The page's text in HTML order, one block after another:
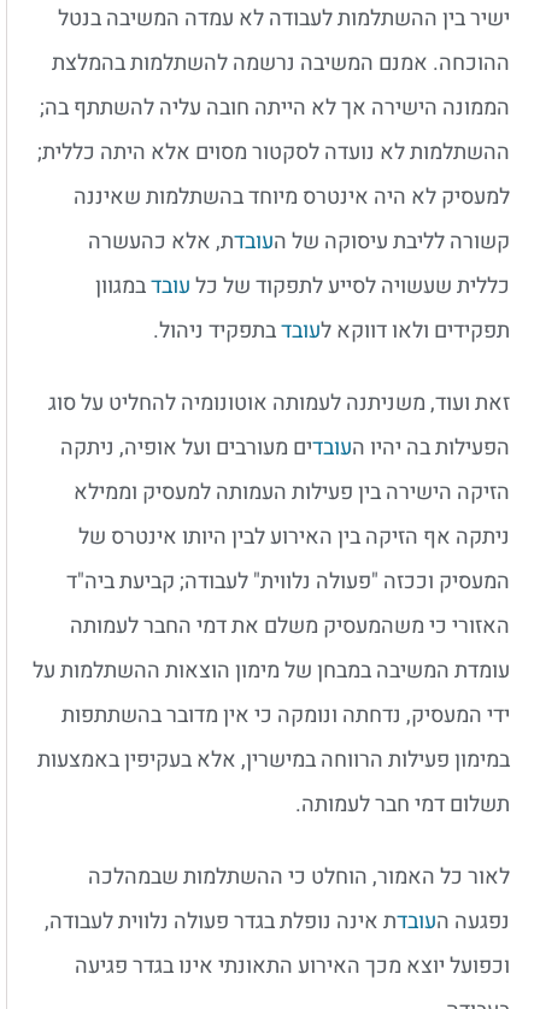
ישיר בין ההשתלמות לעבודה לא עמדה המשיבה בנטל
ההוכחה. אמנם המשיבה נרשמה להשתלמות בהמלצת
הממונה הישירה אך לא הייתה חובה עליה להשתתף בה;
ההשתלמות לא נועדה לסקטור מסוים אלא היתה כללית;
למעסיק לא היה אינטרס מיוחד בהשתלמות שאיננה
קשורה לליבת עיסוקה של העובדת, אלא כהעשרה
כללית שעשויה לסייע לתפקוד של כלעובדבמגוון
תפקידים ולאו דווקא לעובדבתפקיד ניהול.
זאת ועוד, משניתנה לעמותה אוטונומיה להחליט על סוג
הפעילות בה יהיו העובדים מעורבים ועל אופיה, ניתקה
הזיקה הישירה בין פעילות העמותה למעסיק וממילא
ניתקה אף הזיקה בין האירוע לבין היותו אינטרס של
המעסיק וככזה "פעולה נלווית" לעבודה; קביעת ביה"ד
האזורי כי משהמעסיק משלם את דמי החבר לעמותה
עומדת המשיבה במבחן של מימון הוצאות ההשתלמות על
ידי המעסיק, נדחתה ונומקה כי אין מדובר בהשתתפות
במימון פעילות הרווחה במישרין, אלא בעקיפין באמצעות
תשלום דמי חבר לעמותה.
לאור כל האמור, הוחלט כי ההשתלמות שבמהלכה
נפגעה העובדת אינה נופלת בגדר פעולה נלווית לעבודה,
וכפועל יוצא מכך האירוע התאונתי אינו בגדר פגיעה